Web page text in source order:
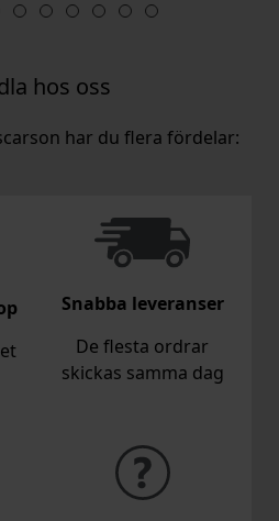
hos oss
har du flera fördelar:
Snabba leveranser
De flesta ordrar
skickas samma dag